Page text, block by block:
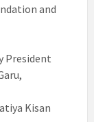
and
President
Kisan